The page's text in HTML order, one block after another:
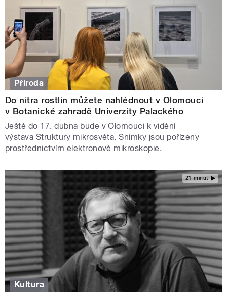
Příroda
Do nitra rostlin můžete nahlédnout v Olomouci
v Botanické zahradě Univerzity Palackého
Ještě do 17. dubna bude v Olomouci k vidění
výstava Struktury mikrosvěta. Snímky jsou pořízeny
prostřednictvím elektronové mikroskopie.
21 minut
Kultura